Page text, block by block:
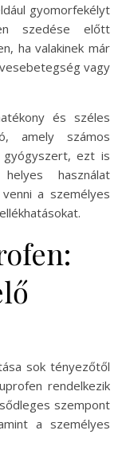
gyomorfekélyt
szedése előtt
ha valakinek már
vagy
és széles
amely számos
gyógyszert, ezt is
használat
a személyes
sok tényezőtől
rendelkezik
szempont
a személyes